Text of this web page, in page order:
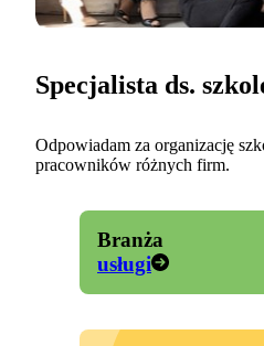
Specjalista ds.
Odpowiadam za organizację
pracowników różnych firm.
Branża
usługi